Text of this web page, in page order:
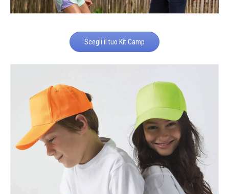
Scegli il tuo Kit Camp